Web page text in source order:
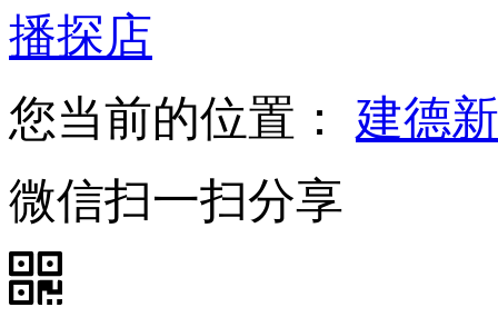
播探店
您当前的位置： 建德
微信扫一扫分享